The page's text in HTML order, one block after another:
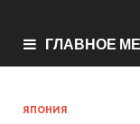
ГЛАВНОЕ
ЯПОНИЯ